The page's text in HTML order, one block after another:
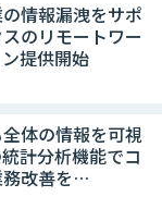
情報漏洩をサポ
のリモートワー
提供開始
体の情報を可視
計分析機能でコ
務改善を…